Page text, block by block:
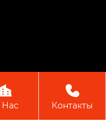
 
Контакты
нам сообщение